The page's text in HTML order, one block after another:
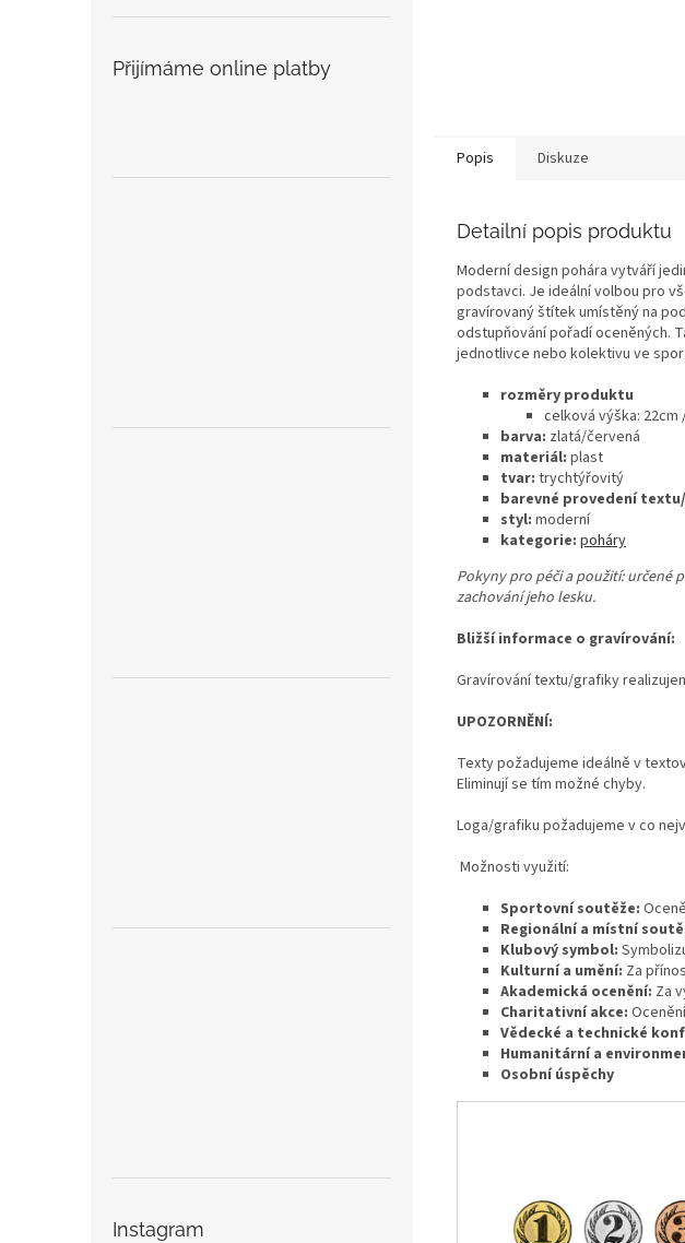
Přijímáme online platby
Instagram
Popis Diskuze
Detailní popis produktu
Moderní design pohára vytváří
podstavci. Je ideální volbou pro
gravírovaný štítek umístěný na
odstupňování pořadí oceněných.
jednotlivce nebo kolektivu ve
rozměry produktu
celková výška: 22cm
barva: zlatá/červená
materiál: plast
tvar: trychtýřovitý
barevné provedení
styl: moderní
kategorie: poháry
Pokyny pro péči a použití: určené
zachování jeho lesku.
Bližší informace o gravírování:
Gravírování textu/grafiky
UPOZORNĚNÍ:
Texty požadujeme ideálně v
Eliminují se tím možné chyby.
Loga/grafiku požadujeme v co
Možnosti využití:
Sportovní soutěže:
Regionální a místní
Klubový symbol:
Kulturní a umění: Za
Akademická ocenění: Za
Charitativní akce:
Vědecké a technické
Humanitární a
Osobní úspěchy